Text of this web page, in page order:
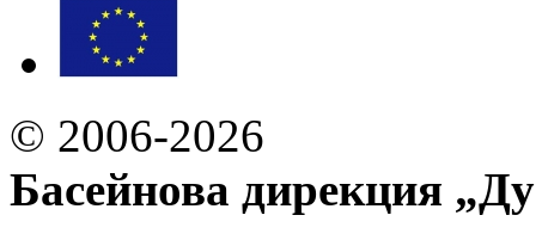
© 2006-2026
Басейнова дирекция